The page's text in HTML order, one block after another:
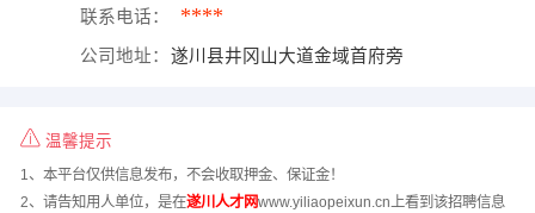
联系电话： ****
公司地址： 遂川县井冈山大道金域首府旁
温馨提示
1、本平台仅供信息发布，不会收取押金、保证金！
2、请告知用人单位，是在遂川人才网www.yiliaopeixun.cn上看到该招聘信息